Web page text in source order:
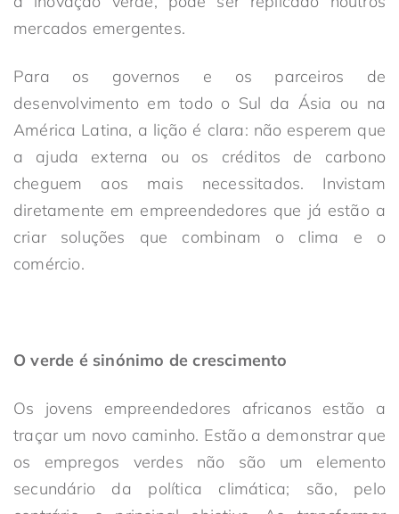
mercados emergentes.
Para os governos e os parceiros de
desenvolvimento em todo o Sul da Ásia ou na
América Latina, a lição é clara: não esperem que
a ajuda externa ou os créditos de carbono
cheguem aos mais necessitados. Invistam
diretamente em empreendedores que já estão a
criar soluções que combinam o clima e o
comércio.
O verde é sinónimo de crescimento
Os jovens empreendedores africanos estão a
traçar um novo caminho. Estão a demonstrar que
os empregos verdes não são um elemento
secundário da política climática; são, pelo